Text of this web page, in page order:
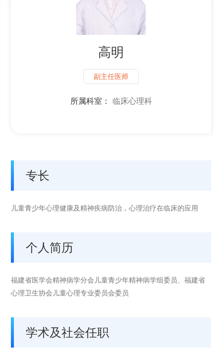
高明
副主任医师
所属科室： 临床心理科
专长
儿童青少年心理健康及精神疾病防治，心理治疗在临床的应用
个人简历
福建省医学会精神病学分会儿童青少年精神病学组委员、福建省
心理卫生协会儿童心理专业委员会委员
学术及社会任职